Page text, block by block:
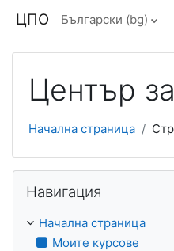
ЦПО Български ‎(bg)‎
Център
Начална страница
Навигация
Начална страница
Моите курсове